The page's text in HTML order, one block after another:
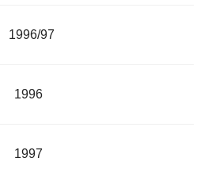
1996/97
1996
1997